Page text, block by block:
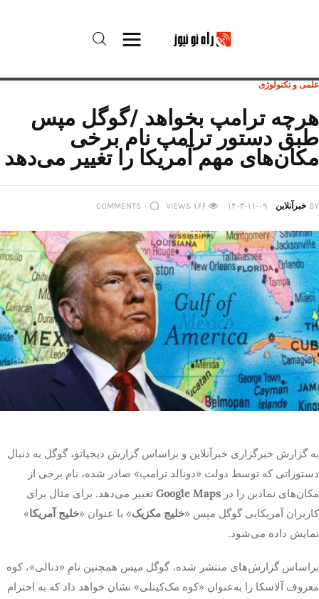
درباره راه‌ نو نیوز
ارتباط با راه‌ نو نیوز
حفظ حریم شخصی
قوانین بازنشر
تبلیغات راه نو نیوز
آوین دیلی
تک کده
پایگاه خبری آبان
علمی و تکنولوژی
هرچه ترامپ بخواهد /گوگل مپس
طبق دستور ترامپ نام برخی
مکان‌های مهم آمریکا را تغییر می‌دهد
BY خبرآنلاین ۱۴۰۳-۱۱-۰۹ ۱۶۶ VIEWS ۰ COMMENTS
به گزارش خبرگزاری خبرآنلاین و براساس گزارش دیجیاتو، گوگل به دنبال
دستوراتی که توسط دولت «دونالد ترامپ» صادر شده، نام برخی از
مکان‌های نمادین را در Google Maps تغییر می‌دهد. برای مثال برای
کاربران آمریکایی گوگل مپس «خلیج مکزیک» با عنوان «خلیج آمریکا»
نمایش داده می‌شود.
براساس گزارش‌های منتشر شده، گوگل مپس همچنین نامِ «دنالی»، کوه
معروف آلاسکا را به‌عنوان «کوه مک‌کینلی» نشان خواهد داد که به احترام